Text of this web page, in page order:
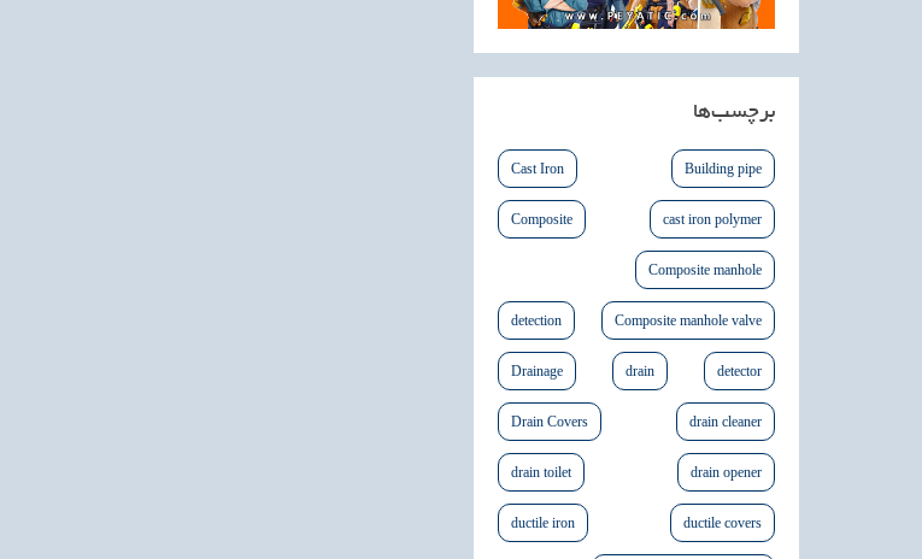
برچسب‌ها
Building pipe
Cast Iron
cast iron polymer
Composite
Composite manhole
Composite manhole valve
detection
detector
drain
Drainage
drain cleaner
Drain Covers
drain opener
drain toilet
ductile covers
ductile iron